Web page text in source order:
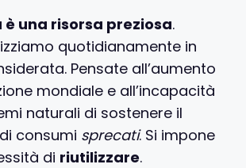
è una risorsa preziosa.
quotidianamente in
Pensate all’aumento
mondiale e all’incapacità
naturali di sostenere il
consumi sprecati. Si impone
di riutilizzare.